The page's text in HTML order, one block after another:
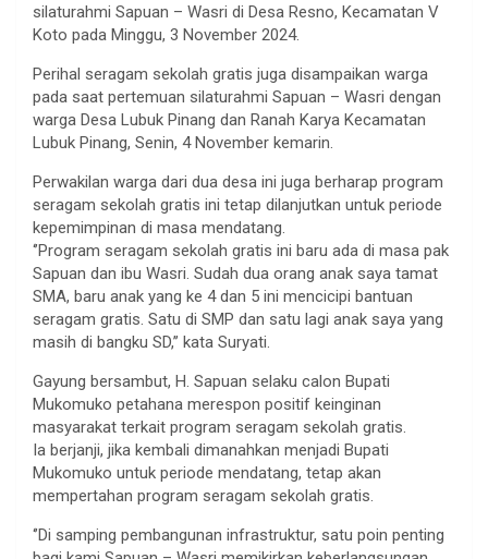
silaturahmi Sapuan – Wasri di Desa Resno, Kecamatan V
Koto pada Minggu, 3 November 2024.
Perihal seragam sekolah gratis juga disampaikan warga
pada saat pertemuan silaturahmi Sapuan – Wasri dengan
warga Desa Lubuk Pinang dan Ranah Karya Kecamatan
Lubuk Pinang, Senin, 4 November kemarin.
Perwakilan warga dari dua desa ini juga berharap program
seragam sekolah gratis ini tetap dilanjutkan untuk periode
kepemimpinan di masa mendatang.
‘’Program seragam sekolah gratis ini baru ada di masa pak
Sapuan dan ibu Wasri. Sudah dua orang anak saya tamat
SMA, baru anak yang ke 4 dan 5 ini mencicipi bantuan
seragam gratis. Satu di SMP dan satu lagi anak saya yang
masih di bangku SD,’’ kata Suryati.
Gayung bersambut, H. Sapuan selaku calon Bupati
Mukomuko petahana merespon positif keinginan
masyarakat terkait program seragam sekolah gratis.
Ia berjanji, jika kembali dimanahkan menjadi Bupati
Mukomuko untuk periode mendatang, tetap akan
mempertahan program seragam sekolah gratis.
‘’Di samping pembangunan infrastruktur, satu poin penting